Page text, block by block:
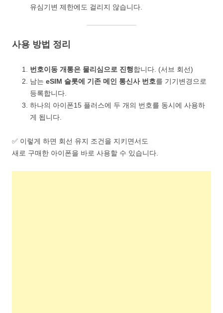
유심기변 제한에도 걸리지 않습니다.
사용 방법 정리
번호이동 개통은 물리심으로 진행합니다. (서브 회선)
남는 eSIM 슬롯에 기존 메인 통신사 번호를 기기변경으로
등록합니다.
하나의 아이폰15 플러스에 두 개의 번호를 동시에 사용하
게 됩니다.
✅ 이렇게 하면 회선 유지 조건을 지키면서도
새로 구매한 아이폰을 바로 사용할 수 있습니다.